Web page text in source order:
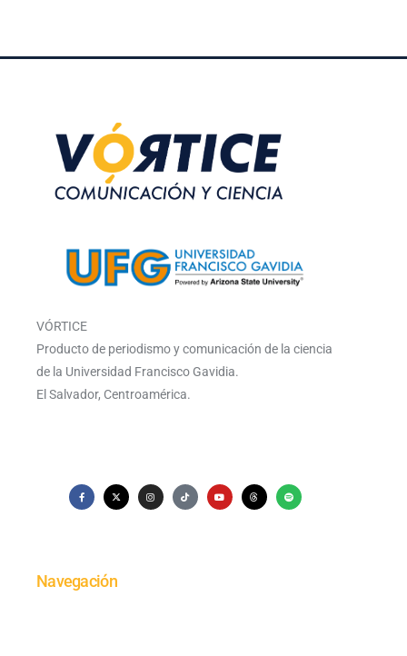
VÓRTICE
Producto de periodismo y comunicación de la ciencia
de la Universidad Francisco Gavidia.
El Salvador, Centroamérica.
Navegación